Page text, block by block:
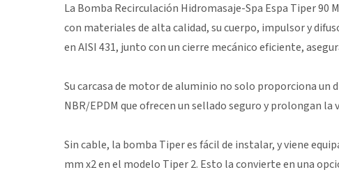
La Bomba Recirculación Hidromasaje-Spa Espa Tiper
con materiales de alta calidad, su cuerpo, impulsor y
en AISI 431, junto con un cierre mecánico eficiente,
Su carcasa de motor de aluminio no solo proporciona un
NBR/EPDM que ofrecen un sellado seguro y prolongan la
Sin cable, la bomba Tiper es fácil de instalar, y viene
mm x2 en el modelo Tiper 2. Esto la convierte en una